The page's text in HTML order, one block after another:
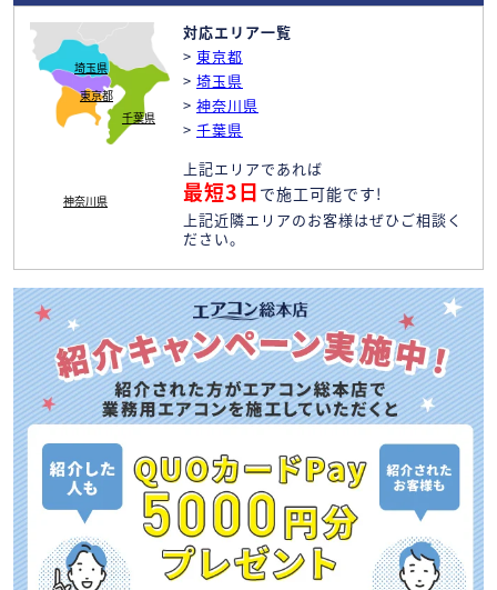
東京都
埼玉県
神奈川県
千葉県
対応エリア一覧
> 東京都
> 埼玉県
> 神奈川県
> 千葉県
上記エリアであれば
最短3日 で施工可能です!
上記近隣エリアのお客様はぜひご相談く
ださい。